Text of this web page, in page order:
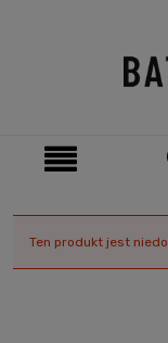
Ten produkt jest